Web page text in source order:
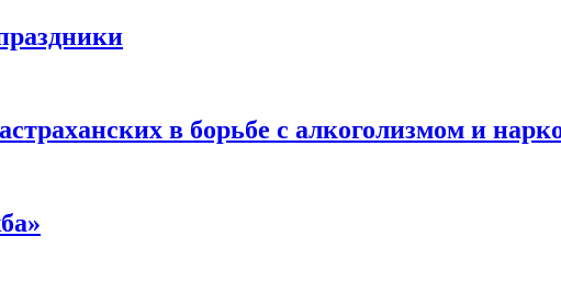
в борьбе с алкоголизмом и